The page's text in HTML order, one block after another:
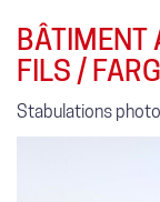
BÂTIMENT
FILS /
Stabulations